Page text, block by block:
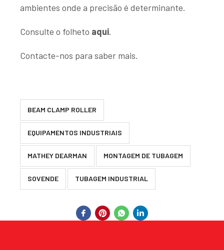
ambientes onde a precisão é determinante.
Consulte o folheto aqui.
Contacte-nos para saber mais.
BEAM CLAMP ROLLER
EQUIPAMENTOS INDUSTRIAIS
MATHEY DEARMAN MONTAGEM DE TUBAGEM
SOVENDE TUBAGEM INDUSTRIAL